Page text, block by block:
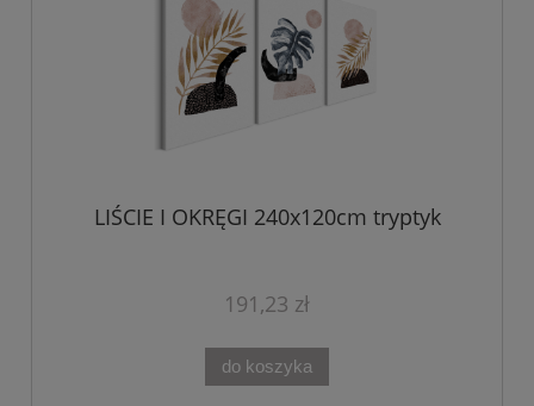
LIŚCIE I OKRĘGI 240x120cm tryptyk
191,23 zł
do koszyka